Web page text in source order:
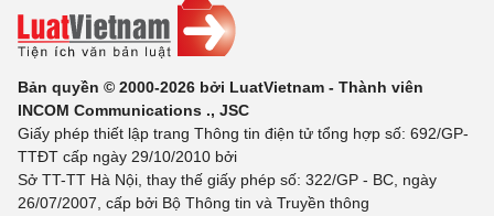
Bản quyền © 2000-2026 bởi LuatVietnam - Thành viên
INCOM Communications ., JSC
Giấy phép thiết lập trang Thông tin điện tử tổng hợp số: 692/GP-
TTĐT cấp ngày 29/10/2010 bởi
Sở TT-TT Hà Nội, thay thế giấy phép số: 322/GP - BC, ngày
26/07/2007, cấp bởi Bộ Thông tin và Truyền thông